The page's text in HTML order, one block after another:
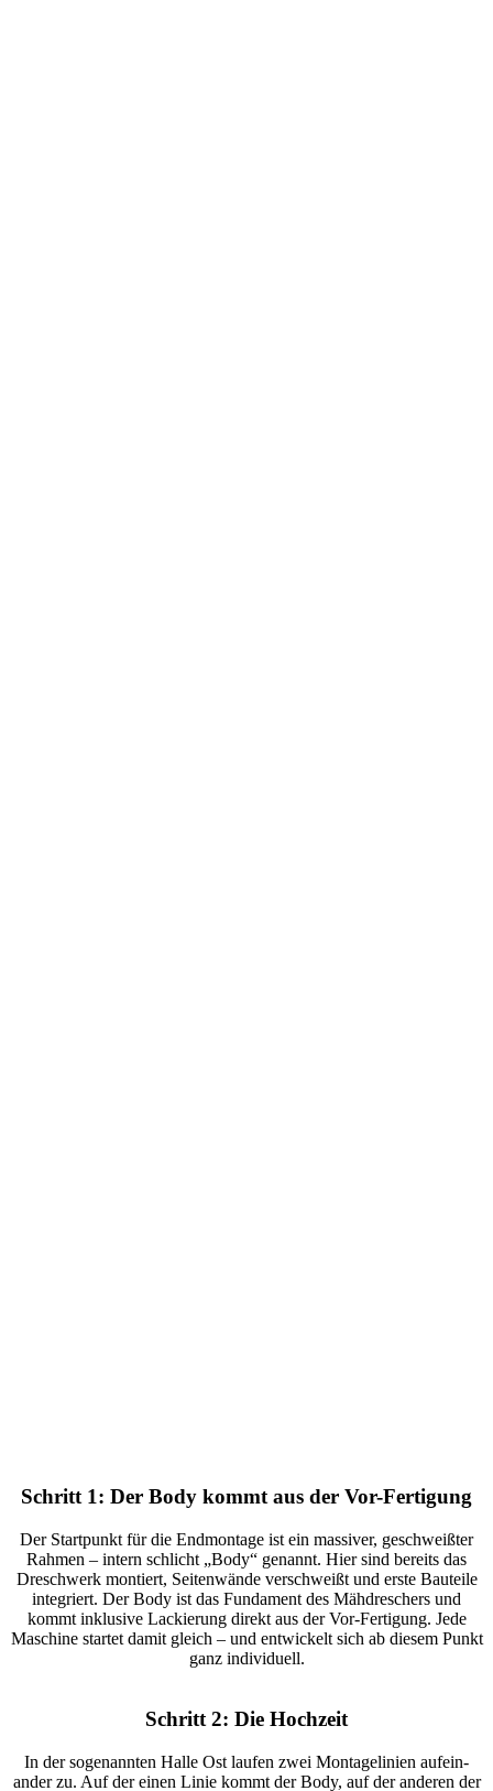
Schritt 1: Der Body kommt aus der Vor-Ferti­gung
Der Start­punkt für die Endmon­tage ist ein massiver, geschweißter
Rahmen – intern schlicht „Body“ genannt. Hier sind bereits das
Dresch­werk montiert, Seiten­wände verschweißt und erste Bauteile
inte­griert. Der Body ist das Funda­ment des Mähdre­schers und
kommt inklu­sive Lackie­rung direkt aus der Vor-Ferti­gung. Jede
Maschine startet damit gleich – und entwi­ckelt sich ab diesem Punkt
ganz indi­vi­duell.
Schritt 2: Die Hoch­zeit
In der soge­nannten Halle Ost laufen zwei Monta­ge­li­nien aufein­
ander zu. Auf der einen Linie kommt der Body, auf der anderen der